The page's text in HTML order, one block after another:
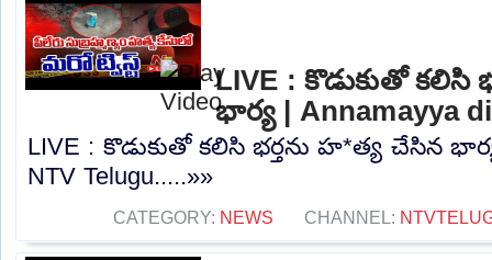
LIVE : కొడుకుతో కలిసి
భార్య | Annamayya
LIVE : కొడుకుతో కలిసి భర్తను హ*త్య చేసిన
NTV Telugu.....»»
CATEGORY: NEWS CHANNEL: